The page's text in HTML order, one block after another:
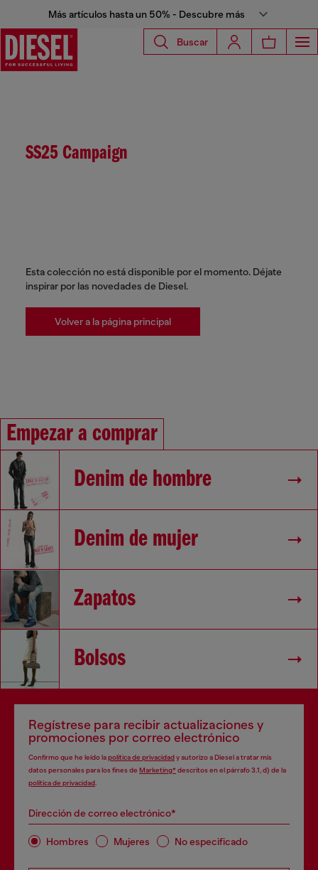
Más artículos hasta un 50% - Descubre más
Buscar
SS25 Campaign
Esta colección no está disponible por el momento. Déjate
inspirar por las novedades de Diesel.
Volver a la página principal
Empezar a comprar
Denim de hombre
Denim de mujer
Zapatos
Bolsos
Regístrese para recibir actualizaciones y
promociones por correo electrónico
Confirmo que he leído lapolítica de privacidady autorizo a Diesel a tratar mis
datos personales para los fines de Marketing*descritos en el párrafo 3.1, d) de la
política de privacidad
Dirección de correo electrónico*
Hombres Mujeres No especificado